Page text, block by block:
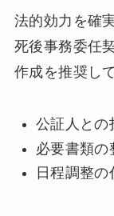
法的効力を確
死後事務委任
作成を推奨し
公証人との
必要書類の
日程調整の